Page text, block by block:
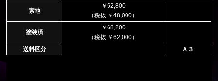
素地
￥52,800
（税抜 ￥48,000）
塗装済
￥68,200
（税抜 ￥62,000）
送料区分
Ａ３